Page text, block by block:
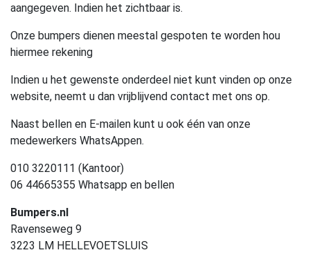
aangegeven. Indien het zichtbaar is.
Onze bumpers dienen meestal gespoten te worden hou
hiermee rekening
Indien u het gewenste onderdeel niet kunt vinden op onze
website, neemt u dan vrijblijvend contact met ons op.
Naast bellen en E-mailen kunt u ook één van onze
medewerkers WhatsAppen.
010 3220111 (Kantoor)
06 44665355 Whatsapp en bellen
Bumpers.nl
Ravenseweg 9
3223 LM HELLEVOETSLUIS